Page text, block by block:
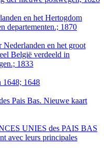
en het Hertogdom
departementen.; 1870
en het groot
België verdeeld in
1833
1648; 1648
Pais Bas. Nieuwe kaart
UNIES des PAIS BAS
avec leurs principales